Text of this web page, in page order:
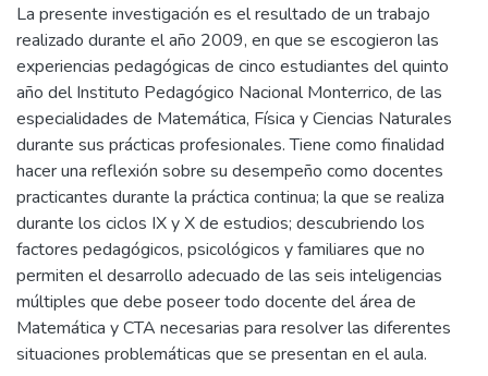
La presente investigación es el resultado de un trabajo
realizado durante el año 2009, en que se escogieron las
experiencias pedagógicas de cinco estudiantes del quinto
año del Instituto Pedagógico Nacional Monterrico, de las
especialidades de Matemática, Física y Ciencias Naturales
durante sus prácticas profesionales. Tiene como finalidad
hacer una reflexión sobre su desempeño como docentes
practicantes durante la práctica continua; la que se realiza
durante los ciclos IX y X de estudios; descubriendo los
factores pedagógicos, psicológicos y familiares que no
permiten el desarrollo adecuado de las seis inteligencias
múltiples que debe poseer todo docente del área de
Matemática y CTA necesarias para resolver las diferentes
situaciones problemáticas que se presentan en el aula.